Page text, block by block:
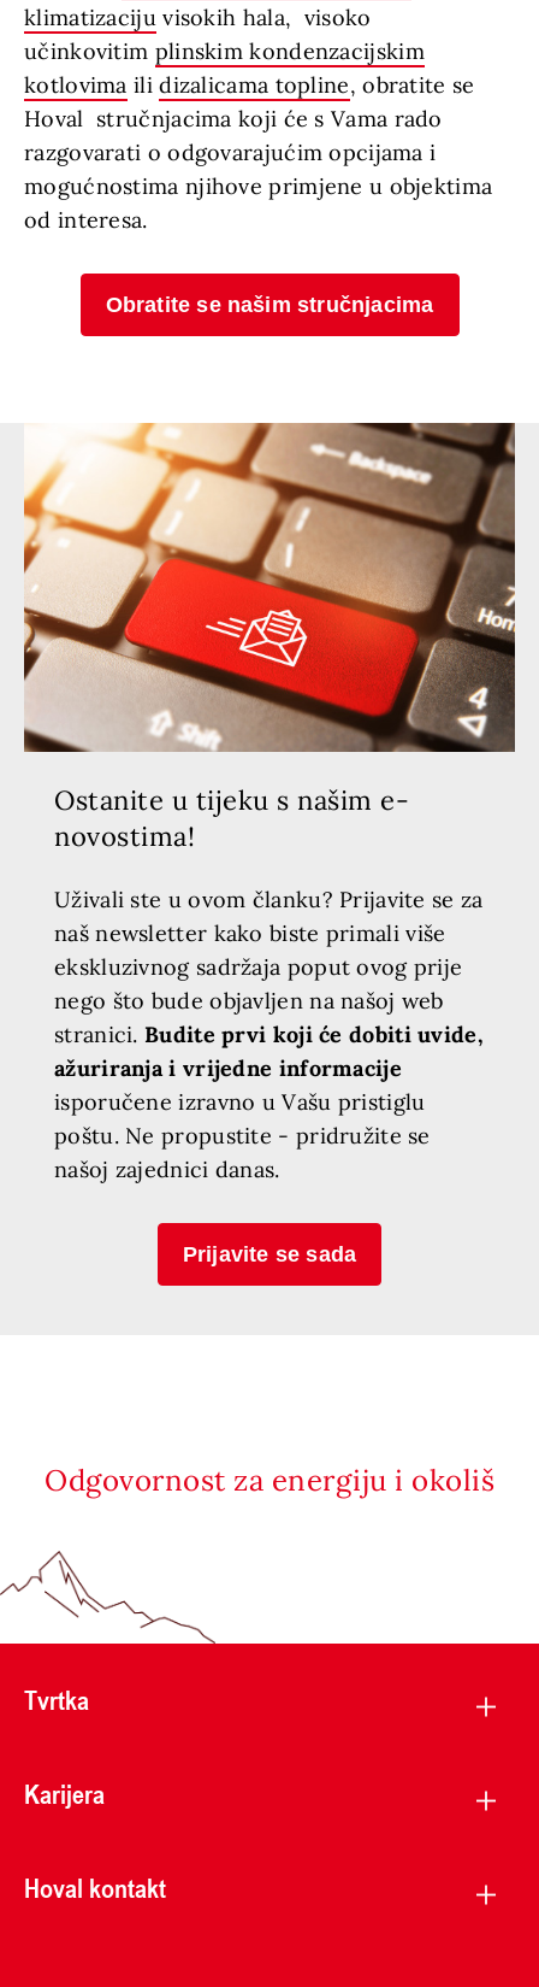
klimatizacijuvisokih hala, visoko
učinkovitim plinskim kondenzacijskim
kotlovima ilidizalicama topline, obratite se
Hoval stručnjacima koji će s Vama rado
razgovarati o odgovarajućim opcijama i
mogućnostima njihove primjene u objektima
od interesa.
Obratite se našim stručnjacima
Ostanite u tijeku s našim e-
novostima!
Uživali ste u ovom članku? Prijavite se za
naš newsletter kako biste primali više
ekskluzivnog sadržaja poput ovog prije
nego što bude objavljen na našoj web
stranici. Budite prvi koji će dobiti uvide,
ažuriranja i vrijedne informacije
isporučene izravno u Vašu pristiglu
poštu. Ne propustite - pridružite se
našoj zajednici danas.
Prijavite se sada
Odgovornost za energiju i okoliš
Tvrtka
Karijera
Hoval kontakt